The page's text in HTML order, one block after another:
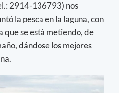
2914-136793) nos
la pesca en la laguna, con
que se está metiendo, de
dándose los mejores